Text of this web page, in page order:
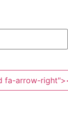
fa-arrow-